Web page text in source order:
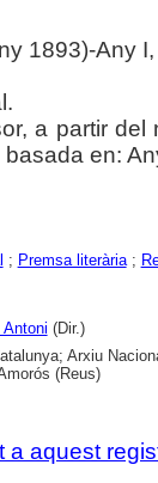
1893)-Any
a partir
en:
; Premsa literària;
Antoni (Dir.)
Arxiu
(Reus)
a aquest